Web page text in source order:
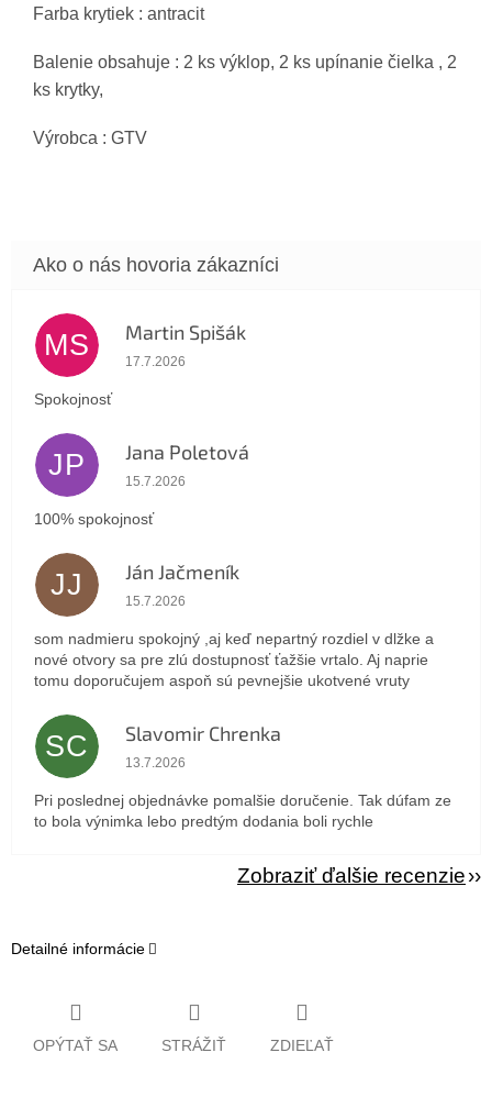
Farba krytiek : antracit
Balenie obsahuje : 2 ks výklop, 2 ks upínanie čielka , 2
ks krytky,
Výrobca : GTV
MS Martin Spišák
Hodnotenie obchodu je 5 z 5 hviezdičiek.
17.7.2026
Spokojnosť
JP Jana Poletová
Hodnotenie obchodu je 5 z 5 hviezdičiek.
15.7.2026
100% spokojnosť
JJ Ján Jačmeník
Hodnotenie obchodu je 5 z 5 hviezdičiek.
15.7.2026
som nadmieru spokojný ,aj keď nepartný rozdiel v dlžke a
nové otvory sa pre zlú dostupnosť ťažšie vrtalo. Aj naprie
tomu doporučujem aspoň sú pevnejšie ukotvené vruty
SC Slavomir Chrenka
Hodnotenie obchodu je 5 z 5 hviezdičiek.
13.7.2026
Pri poslednej objednávke pomalšie doručenie. Tak dúfam ze
to bola výnimka lebo predtým dodania boli rychle
Zobraziť ďalšie recenzie
Detailné informácie
OPÝTAŤ SA STRÁŽIŤ ZDIEĽAŤ